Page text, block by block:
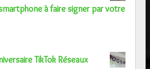
à faire signer par votre
TikTok Réseaux